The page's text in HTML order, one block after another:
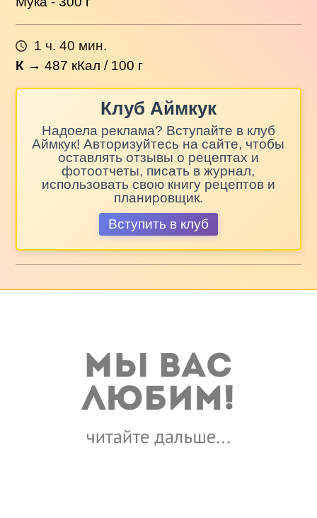
1 ч. 40 мин.
К →487 кКал / 100 г
Клуб Аймкук
Надоела реклама? Вступайте в клуб
Аймкук! Авторизуйтесь на сайте, чтобы
оставлять отзывы о рецептах и
фотоотчеты, писать в журнал,
использовать свою книгу рецептов и
планировщик.
Вступить в клуб